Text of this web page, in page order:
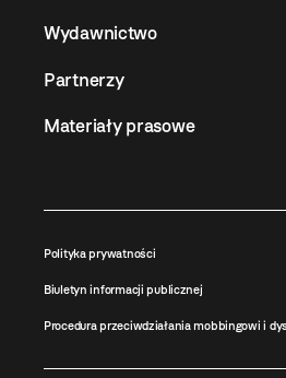
Wydawnictwo
Partnerzy
Materiały prasowe
Polityka prywatności
Biuletyn informacji publicznej
Procedura przeciwdziałania mobbingowi i